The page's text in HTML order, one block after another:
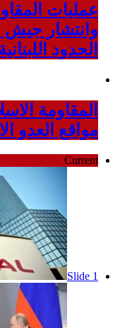
عمليات
وانتشار جيش
الحدود
المقاومة
مواقع العدو
Current
Slide 1